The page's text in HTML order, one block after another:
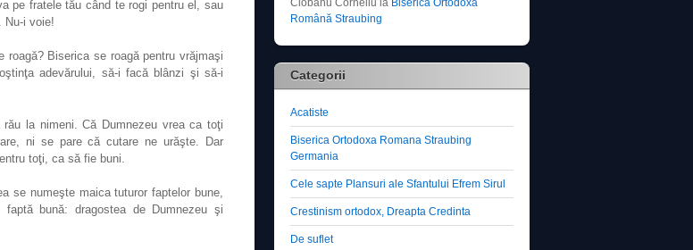
pe fratele tău când te rogi pentru el, sau
Nu-i voie!
Biserica se roagă pentru vrăjmaşi
adevărului, să-i facă blânzi şi să-i
la nimeni. Că Dumnezeu vrea ca toţi
ni se pare că cutare ne urăşte. Dar
toţi, ca să fie buni.
se numeşte maica tuturor faptelor bune,
bună: dragostea de Dumnezeu şi
Română Straubing
Categorii
Acatiste
Biserica Ortodoxa Romana Straubing
Germania
Cele sapte Plansuri ale Sfantului Efrem Sirul
Crestinism ortodox, Dreapta Credinta
De suflet